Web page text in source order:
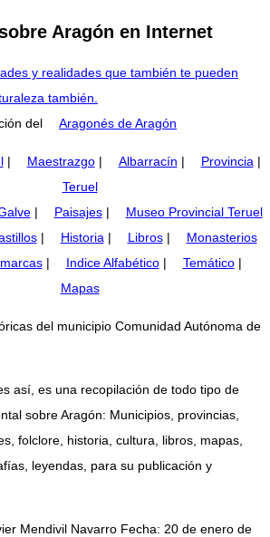
Aragón en Internet
y realidades que también te pueden
también.
del
Aragonés de Aragón
| Maestrazgo| Albarracín | Provincia |
Teruel
| Paisajes|
Museo Provincial Teruel
| Historia | Libros|
Monasterios
| Indice Alfabético| Temático|
Mapas
del municipio Comunidad Autónoma de
así, es una recopilación de todo tipo de
sobre Aragón: Municipios, provincias,
folclore, historia, cultura, libros, mapas,
leyendas, para su publicación y
Mendivil Navarro Fecha: 20 de enero de